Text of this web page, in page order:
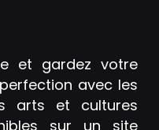
et gardez votre
avec les
arts et cultures
sur un site